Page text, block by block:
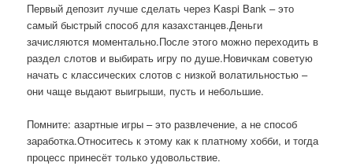
Первый депозит лучше сделать через Kaspi Bank – это
самый быстрый способ для казахстанцев.Деньги
зачисляются моментально.После этого можно переходить в
раздел слотов и выбирать игру по душе.Новичкам советую
начать с классических слотов с низкой волатильностью –
они чаще выдают выигрыши, пусть и небольшие.
Помните: азартные игры – это развлечение, а не способ
заработка.Относитесь к этому как к платному хобби, и тогда
процесс принесёт только удовольствие.